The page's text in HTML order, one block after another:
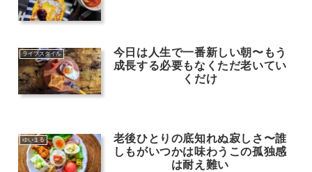
ライフスタイル
今日は人生で一番新しい朝〜もう
成長する必要もなくただ老いてい
くだけ
ゆいまる
老後ひとりの底知れぬ寂しさ〜誰
しもがいつかは味わうこの孤独感
は耐え難い